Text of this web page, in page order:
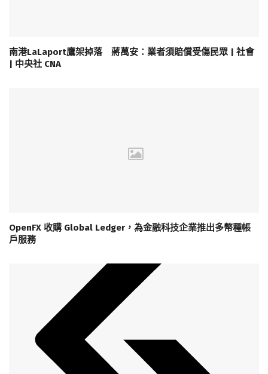
南港LaLaport鷹架掉落 蔣萬安：業者須賠償受傷民眾 | 社會
| 中央社 CNA
OpenFX 收購 Global Ledger，為金融科技企業推出多幣種帳
戶服務